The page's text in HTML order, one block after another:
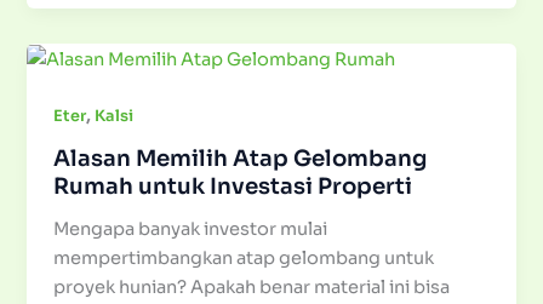
Eter, Kalsi
Alasan Memilih Atap Gelombang
Rumah untuk Investasi Properti
Mengapa banyak investor mulai
mempertimbangkan atap gelombang untuk
proyek hunian? Apakah benar material ini bisa